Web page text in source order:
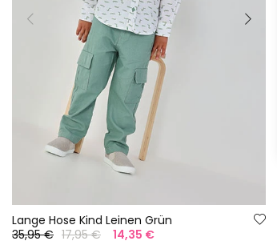
Lange Hose Kind Leinen Grün
35,95 € 17,95 € 14,35 €